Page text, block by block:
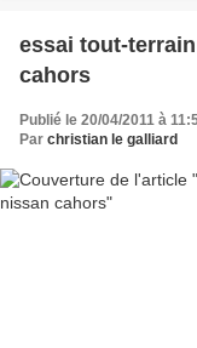
essai tout-
cahors
Publié le 20/04/2011 à
Par christian le galliard